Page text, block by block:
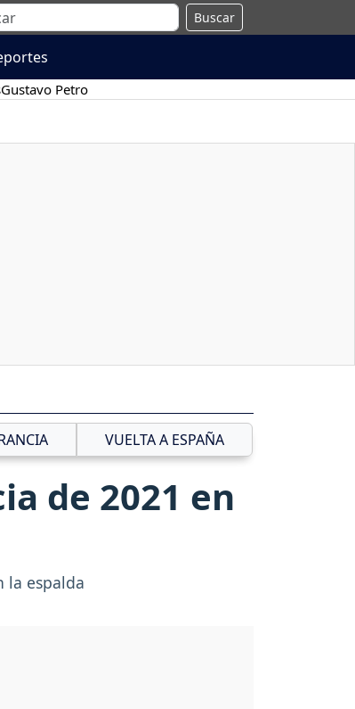
Buscar
Gustavo Petro
VUELTA A ESPAÑA
de 2021 en
la espalda